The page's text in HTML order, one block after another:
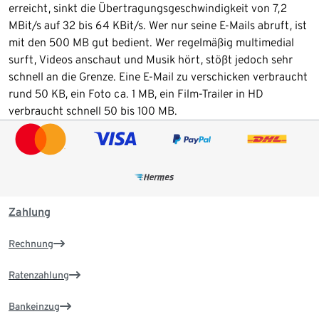
erreicht, sinkt die Übertragungsgeschwindigkeit von 7,2
MBit/s auf 32 bis 64 KBit/s. Wer nur seine E-Mails abruft, ist
mit den 500 MB gut bedient. Wer regelmäßig multimedial
surft, Videos anschaut und Musik hört, stößt jedoch sehr
schnell an die Grenze. Eine E-Mail zu verschicken verbraucht
rund 50 KB, ein Foto ca. 1 MB, ein Film-Trailer in HD
verbraucht schnell 50 bis 100 MB.
Zahlung
Rechnung
Ratenzahlung
Bankeinzug